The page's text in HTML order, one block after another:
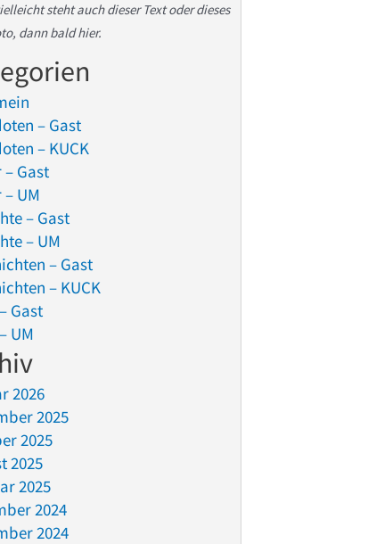
steht auch dieser Text oder dieses
dann bald hier.
– Gast
– KUCK
Gast
UM
– Gast
– UM
– Gast
– KUCK
Gast
UM
2026
2025
2025
2025
2025
2024
2024